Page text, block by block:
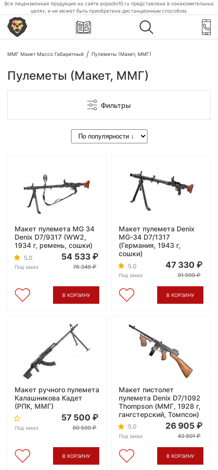
Вся лицензионная продукция на сайте popadiv10.ru представлена в ознакомительных
целях, и не может быть приобретена дистанционным способом.
ММГ Макет Массо Габаритный Пулеметы (Макет, ММГ)
Пулеметы (Макет, ММГ)
Фильтры
Макет пулемета MG 34
Denix D7/9317 (WW2,
1934 г, ремень, сошки)
5.0
Под заказ
54 533
76 346
В КОРЗИНУ
Макет пулемета Denix
MG-34 D7/1317
(Германия, 1943 г,
сошки)
5.0
Под заказ
47 330
91 990
В КОРЗИНУ
Макет ручного пулемета
Калашникова Кадет
(РПК, ММГ)
Под заказ
57 500
80 500
В КОРЗИНУ
Макет пистолет
пулемета Denix D7/1092
Thompson (ММГ, 1928 г,
гангстерский, Томпсон)
5.0
Под заказ
26 905
43 801
В КОРЗИНУ